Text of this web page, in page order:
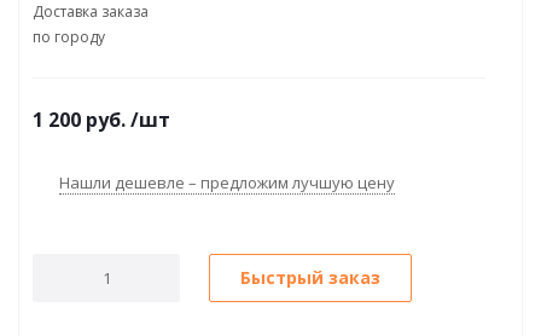
Доставка заказа
по городу
1 200 руб./шт
Нашли дешевле – предложим лучшую цену
Быстрый заказ